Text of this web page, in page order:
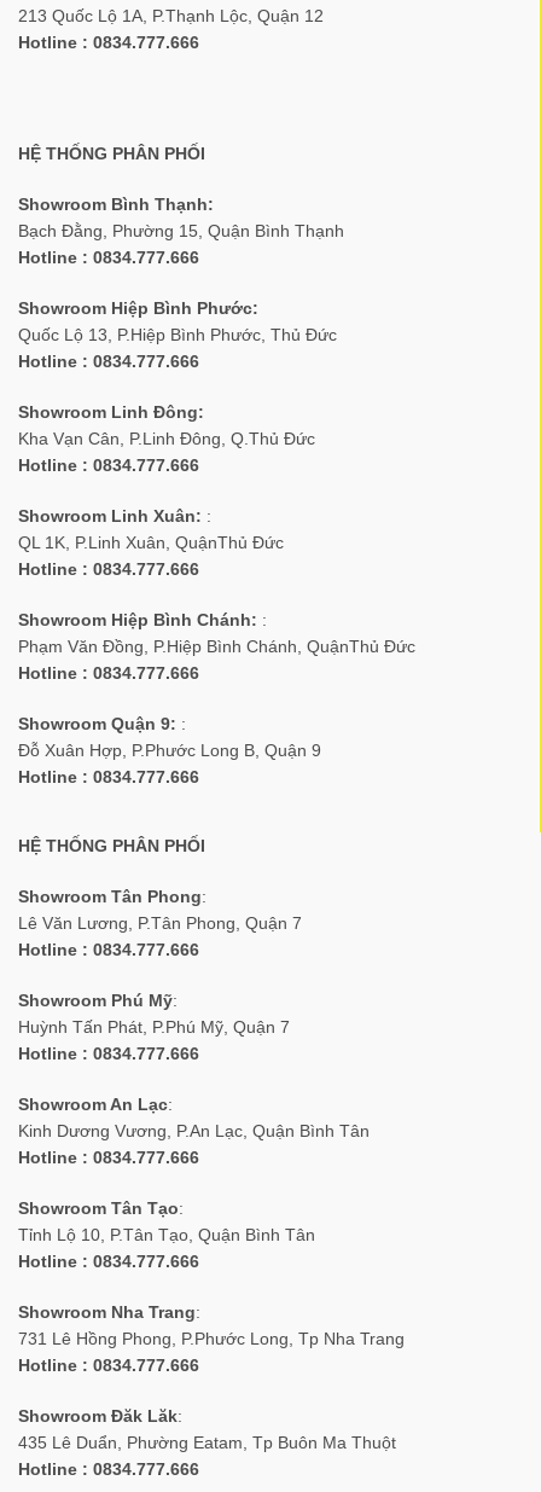
213 Quốc Lộ 1A, P.Thạnh Lộc, Quận 12
Hotline : 0834.777.666
HỆ THỐNG PHÂN PHỐI
Showroom Bình Thạnh:
Bạch Đằng, Phường 15, Quận Bình Thạnh
Hotline : 0834.777.666
Showroom Hiệp Bình Phước:
Quốc Lộ 13, P.Hiệp Bình Phước, Thủ Đức
Hotline : 0834.777.666
Showroom Linh Đông:
Kha Vạn Cân, P.Linh Đông, Q.Thủ Đức
Hotline : 0834.777.666
Showroom Linh Xuân: :
QL 1K, P.Linh Xuân, QuậnThủ Đức
Hotline : 0834.777.666
Showroom Hiệp Bình Chánh: :
Phạm Văn Đồng, P.Hiệp Bình Chánh, QuậnThủ Đức
Hotline : 0834.777.666
Showroom Quận 9: :
Đỗ Xuân Hợp, P.Phước Long B, Quận 9
Hotline : 0834.777.666
HỆ THỐNG PHÂN PHỐI
Showroom Tân Phong:
Lê Văn Lương, P.Tân Phong, Quận 7
Hotline : 0834.777.666
Showroom Phú Mỹ:
Huỳnh Tấn Phát, P.Phú Mỹ, Quận 7
Hotline : 0834.777.666
Showroom An Lạc:
Kinh Dương Vương, P.An Lạc, Quận Bình Tân
Hotline : 0834.777.666
Showroom Tân Tạo:
Tỉnh Lộ 10, P.Tân Tạo, Quận Bình Tân
Hotline : 0834.777.666
Showroom Nha Trang:
731 Lê Hồng Phong, P.Phước Long, Tp Nha Trang
Hotline : 0834.777.666
Showroom Đăk Lăk:
435 Lê Duẩn, Phường Eatam, Tp Buôn Ma Thuột
Hotline : 0834.777.666